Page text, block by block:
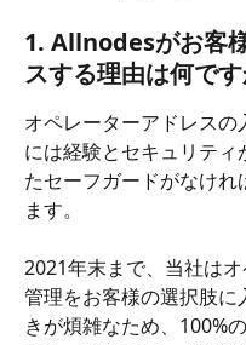
1. Allnodesがお客
スする理由は何で
オペレーターアドレス
には経験とセキュリテ
たセーフガードがなけ
ます。
2021年末まで、当社は
管理をお客様の選択肢
きが煩雑なため、100%